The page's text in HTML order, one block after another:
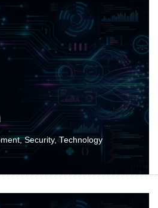
,Security,Technology